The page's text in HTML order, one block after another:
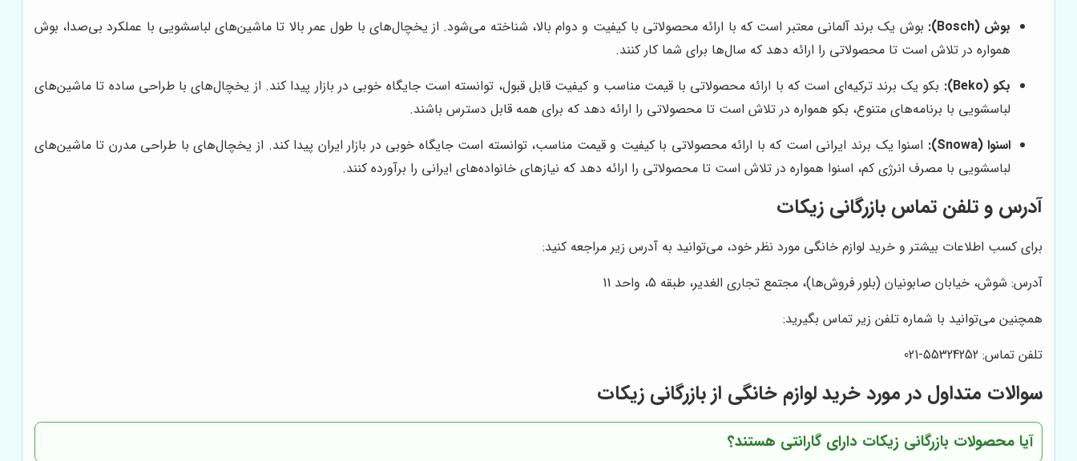
بوش (Bosch):
بوش یک برند آلمانی معتبر است که با ارائه محصولاتی با کیفیت و دوام بالا، شناخته می‌شود. از یخچال‌های با طول عمر بالا تا ماشین‌های لباسشویی با عملکرد بی‌صدا، بوش
همواره در تلاش است تا محصولاتی را ارائه دهد که سال‌ها برای شما کار کنند.
بکو (Beko):
بکو یک برند ترکیه‌ای است که با ارائه محصولاتی با قیمت مناسب و کیفیت قابل قبول، توانسته است جایگاه خوبی در بازار پیدا کند. از یخچال‌های با طراحی ساده تا ماشین‌های
لباسشویی با برنامه‌های متنوع، بکو همواره در تلاش است تا محصولاتی را ارائه دهد که برای همه قابل دسترس باشند.
اسنوا (Snowa):
اسنوا یک برند ایرانی است که با ارائه محصولاتی با کیفیت و قیمت مناسب، توانسته است جایگاه خوبی در بازار ایران پیدا کند. از یخچال‌های با طراحی مدرن تا ماشین‌های
لباسشویی با مصرف انرژی کم، اسنوا همواره در تلاش است تا محصولاتی را ارائه دهد که نیازهای خانواده‌های ایرانی را برآورده کنند.
آدرس و تلفن تماس بازرگانی زیکات
برای کسب اطلاعات بیشتر و خرید لوازم خانگی مورد نظر خود، می‌توانید به آدرس زیر مراجعه کنید:
آدرس: شوش، خیابان صابونیان (بلور فروش‌ها)، مجتمع تجاری الغدیر، طبقه 5، واحد 11
همچنین می‌توانید با شماره تلفن زیر تماس بگیرید:
تلفن تماس: 55324252-021
سوالات متداول در مورد خرید لوازم خانگی از بازرگانی زیکات
آیا محصولات بازرگانی زیکات دارای گارانتی هستند؟